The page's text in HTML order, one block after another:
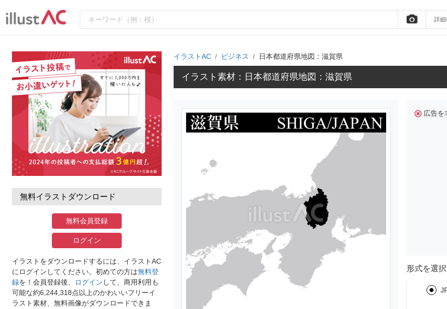
詳細
無料イラストダウンロード
無料会員登録
ログイン
イラストをダウンロードするには、イラストAC
にログインしてください。初めての方は無料登
録を！会員登録後、 ログイン して、商用利用も
可能な約6,244,318点以上のかわいいフリーイ
ラスト素材、無料画像がダウンロードできま
イラストAC ビジネス 日本都道府県地図：滋賀県
イラスト素材：日本都道府県地図：滋賀県
広告を
形式を選